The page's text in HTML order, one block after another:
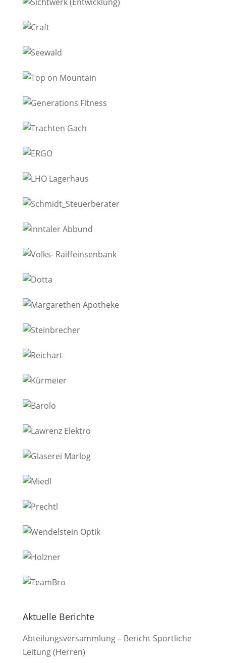
Aktuelle Berichte
Abteilungsversammlung – Bericht Sportliche
Leitung (Herren)